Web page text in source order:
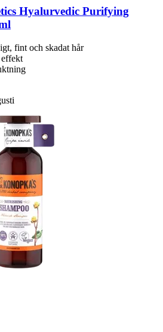
Hyalurvedic Purifying
fint och skadat hår
effekt